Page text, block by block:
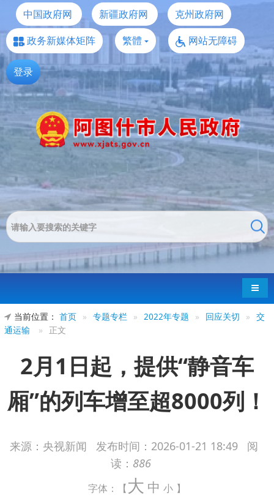
中国政府网 新疆政府网
克州政府网
政务新媒体矩阵
繁體 网站无障碍
登录
导航
当前位置： 首页 » 专题专栏 » 2022年专题 » 回应关切 » 交
通运输
» 正文
2月1日起，提供“静音车
厢”的列车增至超8000列！
来源：央视新闻 发布时间： 2026-01-21 18:49
阅
读： 886
字体：【大 中 小 】
记者从国铁集团获悉，自2月1日起，“静音车
厢”服务将拓展至除动卧列车之外的“D”字